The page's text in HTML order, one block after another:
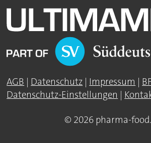
AGB | Datenschutz | Impressum |
Datenschutz-Einstellungen |
© 2026 pharma-